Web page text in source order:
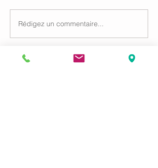
Rédigez un commentaire...
Menu